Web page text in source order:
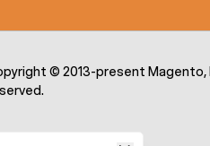
© 2013-present Magento,